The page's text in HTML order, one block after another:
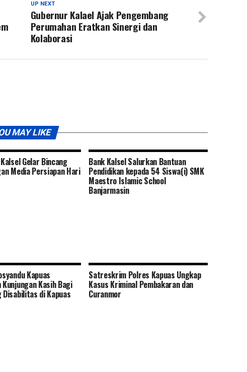
UP NEXT
Gubernur Kalael Ajak Pengembang
Perumahan Eratkan Sinergi dan
Kolaborasi
MAY LIKE
Gelar Bincang
Media Persiapan Hari
Bank Kalsel Salurkan Bantuan
Pendidikan kepada 54 Siswa(i) SMK
Maestro Islamic School
Banjarmasin
Kapuas
Kasih Bagi
Disabilitas di Kapuas
Satreskrim Polres Kapuas Ungkap
Kasus Kriminal Pembakaran dan
Curanmor